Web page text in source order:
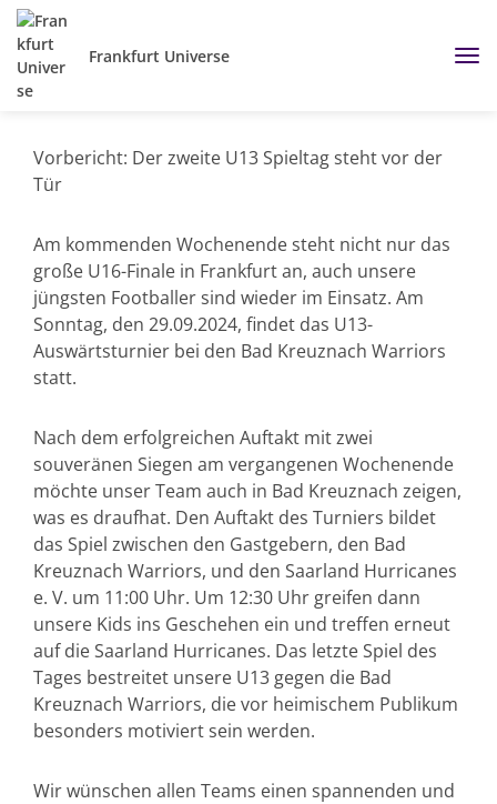
Frankfurt Universe
Vorbericht: Der zweite U13 Spieltag steht vor der
Tür
Am kommenden Wochenende steht nicht nur das
große U16-Finale in Frankfurt an, auch unsere
jüngsten Footballer sind wieder im Einsatz. Am
Sonntag, den 29.09.2024, findet das U13-
Auswärtsturnier bei den Bad Kreuznach Warriors
statt.
Nach dem erfolgreichen Auftakt mit zwei
souveränen Siegen am vergangenen Wochenende
möchte unser Team auch in Bad Kreuznach zeigen,
was es draufhat. Den Auftakt des Turniers bildet
das Spiel zwischen den Gastgebern, den Bad
Kreuznach Warriors, und den Saarland Hurricanes
e. V. um 11:00 Uhr. Um 12:30 Uhr greifen dann
unsere Kids ins Geschehen ein und treffen erneut
auf die Saarland Hurricanes. Das letzte Spiel des
Tages bestreitet unsere U13 gegen die Bad
Kreuznach Warriors, die vor heimischem Publikum
besonders motiviert sein werden.
Wir wünschen allen Teams einen spannenden und